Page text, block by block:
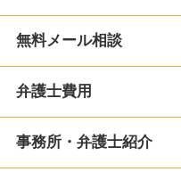
無料メール相談
弁護士費用
事務所・弁護士紹介